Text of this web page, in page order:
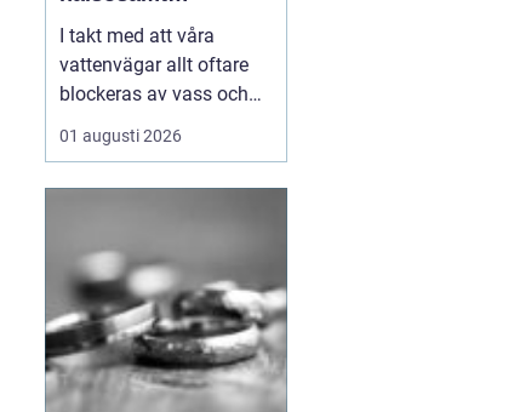
vattenlandskap
I takt med att våra
vattenvägar allt oftare
blockeras av vass och
andra vattenväxter, ökar
också behovet av
praktiska lösningarna är
vass...
01 augusti 2026